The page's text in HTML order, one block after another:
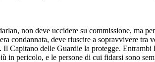
non deve uccidere su commissione, ma
condannata, deve riuscire a sopravvivere
Capitano delle Guardie la protegge.
in pericolo, e le persone di cui fidarsi sono